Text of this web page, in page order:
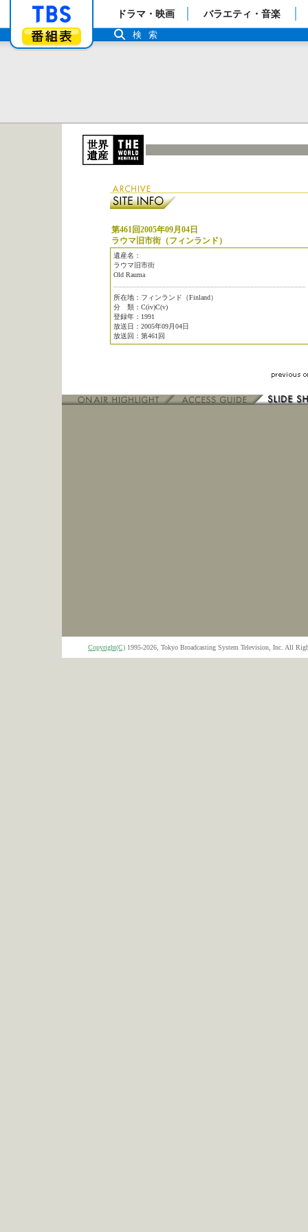
「TBSテレビ」トップページ
番組表
ドラマ・映画 バラエティ・音楽
検索
第461回2005年09月04日
ラウマ旧市街（フィンランド）
遺産名：
ラウマ旧市街
Old Rauma
所在地：フィンランド（Finland）
分 類：C(iv)C(v)
登録年：1991
放送日：2005年09月04日
放送回：第461回
Copyright(C) 1995-2026, Tokyo Broadcasting System Television, Inc. All